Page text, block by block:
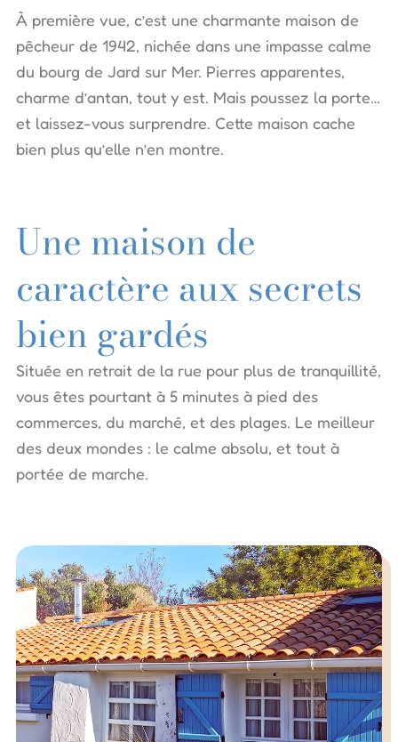
À première vue, c’est une charmante maison de
pêcheur de 1942, nichée dans une impasse calme
du bourg de Jard sur Mer. Pierres apparentes,
charme d’antan, tout y est. Mais poussez la porte…
et laissez-vous surprendre. Cette maison cache
bien plus qu’elle n’en montre.
Une maison de
caractère aux secrets
bien gardés
Située en retrait de la rue pour plus de tranquillité,
vous êtes pourtant à 5 minutes à pied des
commerces, du marché, et des plages. Le meilleur
des deux mondes : le calme absolu, et tout à
portée de marche.